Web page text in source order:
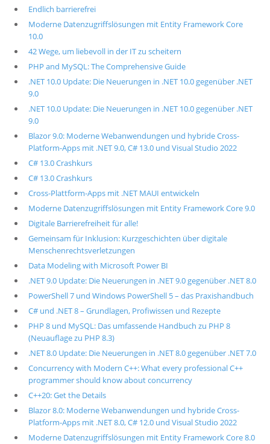
Endlich barrierefrei
Moderne Datenzugriffslösungen mit Entity Framework Core
10.0
42 Wege, um liebevoll in der IT zu scheitern
PHP and MySQL: The Comprehensive Guide
.NET 10.0 Update: Die Neuerungen in .NET 10.0 gegenüber .NET
9.0
.NET 10.0 Update: Die Neuerungen in .NET 10.0 gegenüber .NET
9.0
Blazor 9.0: Moderne Webanwendungen und hybride Cross-
Platform-Apps mit .NET 9.0, C# 13.0 und Visual Studio 2022
C# 13.0 Crashkurs
C# 13.0 Crashkurs
Cross-Plattform-Apps mit .NET MAUI entwickeln
Moderne Datenzugriffslösungen mit Entity Framework Core 9.0
Digitale Barrierefreiheit für alle!
Gemeinsam für Inklusion: Kurzgeschichten über digitale
Menschenrechtsverletzungen
Data Modeling with Microsoft Power BI
.NET 9.0 Update: Die Neuerungen in .NET 9.0 gegenüber .NET 8.0
PowerShell 7 und Windows PowerShell 5 – das Praxishandbuch
C# und .NET 8 – Grundlagen, Profiwissen und Rezepte
PHP 8 und MySQL: Das umfassende Handbuch zu PHP 8
(Neuauflage zu PHP 8.3)
.NET 8.0 Update: Die Neuerungen in .NET 8.0 gegenüber .NET 7.0
Concurrency with Modern C++: What every professional C++
programmer should know about concurrency
C++20: Get the Details
Blazor 8.0: Moderne Webanwendungen und hybride Cross-
Platform-Apps mit .NET 8.0, C# 12.0 und Visual Studio 2022
Moderne Datenzugriffslösungen mit Entity Framework Core 8.0